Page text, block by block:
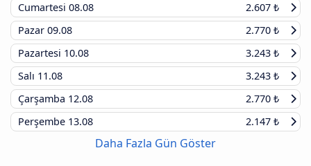
Cumartesi 08.08
2.607 ₺
Pazar 09.08
2.770 ₺
Pazartesi 10.08
3.243 ₺
Salı 11.08
3.243 ₺
Çarşamba 12.08
2.770 ₺
Perşembe 13.08 2.147 ₺
Daha Fazla Gün Göster